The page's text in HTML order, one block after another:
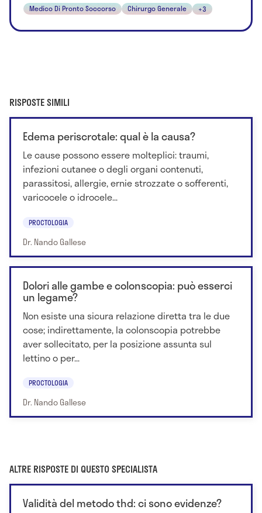
Medico Di Pronto Soccorso Chirurgo Generale +3
RISPOSTE SIMILI
Edema periscrotale: qual è la causa?
Le cause possono essere molteplici: traumi,
infezioni cutanee o degli organi contenuti,
parassitosi, allergie, ernie strozzate o sofferenti,
varicocele o idrocele...
PROCTOLOGIA
Dr. Nando Gallese
Dolori alle gambe e colonscopia: può esserci
un legame?
Non esiste una sicura relazione diretta tra le due
cose; indirettamente, la colonscopia potrebbe
aver sollecitato, per la posizione assunta sul
lettino o per...
PROCTOLOGIA
Dr. Nando Gallese
ALTRE RISPOSTE DI QUESTO SPECIALISTA
Validità del metodo thd: ci sono evidenze?